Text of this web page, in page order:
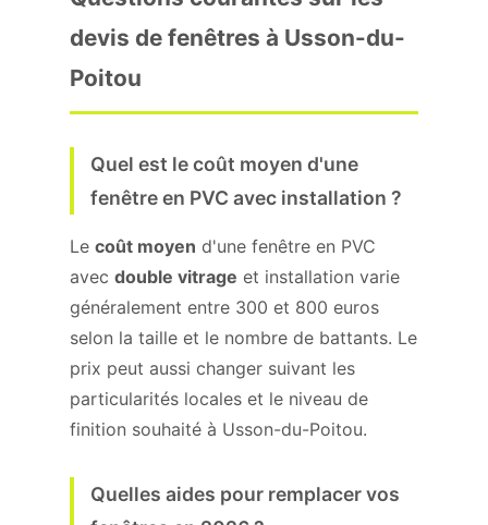
devis de fenêtres à Usson-du-
Poitou
Quel est le coût moyen d'une
fenêtre en PVC avec installation ?
Le coût moyen d'une fenêtre en PVC
avec double vitrage et installation varie
généralement entre 300 et 800 euros
selon la taille et le nombre de battants. Le
prix peut aussi changer suivant les
particularités locales et le niveau de
finition souhaité à Usson-du-Poitou.
Quelles aides pour remplacer vos